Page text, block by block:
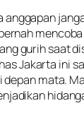
anggapan
gurih saat
Jakarta ini
mata.